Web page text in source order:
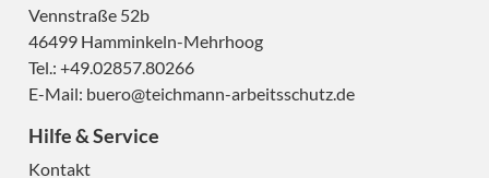
Vennstraße 52b
46499 Hamminkeln-Mehrhoog
Tel.: +49.02857.80266
E-Mail: buero@teichmann-arbeitsschutz.de
Hilfe & Service
Kontakt